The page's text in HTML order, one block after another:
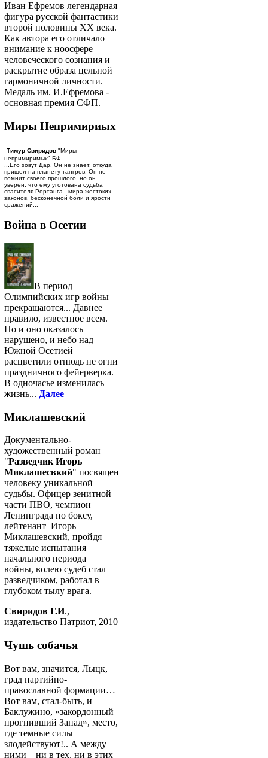
Иван Ефремов легендарная
фигура русской фантастики
второй половины ХХ века.
Как автора его отличало
внимание к ноосфере
человеческого сознания и
раскрытие образа цельной
гармоничной личности.
Медаль им. И.Ефремова -
основная премия СФП.
Миры Непримириых
Тимур Свиридов "Миры
непримиримых" БФ
...Его зовут Дар. Он не знает, откуда
пришел на планету тангров. Он не
помнит своего прошлого, но он
уверен, что ему уготована судьба
спасителя Рортанга - мира жестоких
законов, бесконечной боли и ярости
сражений...
Война в Осетии
В период
Олимпийских игр войны
прекращаются... Давнее
правило, известное всем.
Но и оно оказалось
нарушено, и небо над
Южной Осетией
расцветили отнюдь не огни
праздничного фейерверка.
В одночасье изменилась
жизнь... Далее
Миклашевский
Документально-
художественный роман
"Разведчик Игорь
Миклашесвкий" посвящен
человеку уникальной
судьбы. Офицер зенитной
части ПВО, чемпион
Ленинграда по боксу,
лейтенант Игорь
Миклашевский, пройдя
тяжелые испытания
начального периода
войны, волею судеб стал
разведчиком, работал в
глубоком тылу врага.
Свиридов Г.И.,
издательство Патриот, 2010
Чушь собачья
Вот вам, значится, Лыцк,
град партийно-
православной формации…
Вот вам, стал-быть, и
Баклужино, «закордонный
прогнивший Запад», место,
где темные силы
злодействуют!.. А между
ними – ни в тех, ни в этих